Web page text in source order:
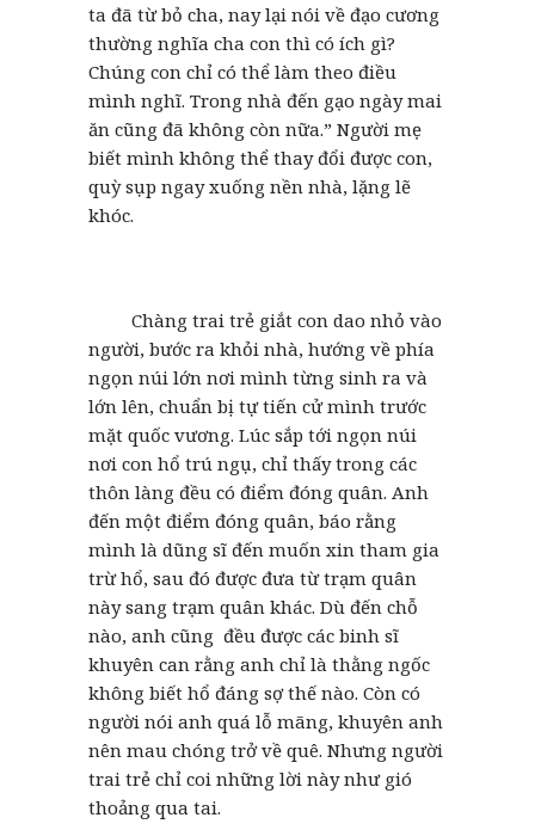
ta đã từ bỏ cha, nay lại nói về đạo cương
thường nghĩa cha con thì có ích gì?
Chúng con chỉ có thể làm theo điều
mình nghĩ. Trong nhà đến gạo ngày mai
ăn cũng đã không còn nữa.” Người mẹ
biết mình không thể thay đổi được con,
quỳ sụp ngay xuống nền nhà, lặng lẽ
khóc.
Chàng trai trẻ giắt con dao nhỏ vào
người, bước ra khỏi nhà, hướng về phía
ngọn núi lớn nơi mình từng sinh ra và
lớn lên, chuẩn bị tự tiến cử mình trước
mặt quốc vương. Lúc sắp tới ngọn núi
nơi con hổ trú ngụ, chỉ thấy trong các
thôn làng đều có điểm đóng quân. Anh
đến một điểm đóng quân, báo rằng
mình là dũng sĩ đến muốn xin tham gia
trừ hổ, sau đó được đưa từ trạm quân
này sang trạm quân khác. Dù đến chỗ
nào, anh cũng đều được các binh sĩ
khuyên can rằng anh chỉ là thằng ngốc
không biết hổ đáng sợ thế nào. Còn có
người nói anh quá lỗ mãng, khuyên anh
nên mau chóng trở về quê. Nhưng người
trai trẻ chỉ coi những lời này như gió
thoảng qua tai.